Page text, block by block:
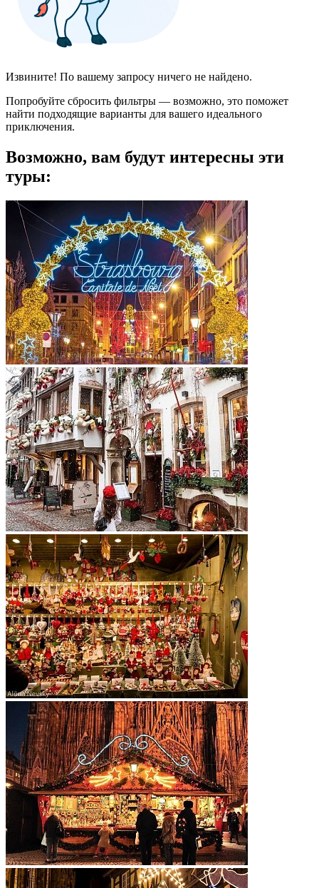
Извините! По вашему запросу ничего не найдено.
Попробуйте сбросить фильтры — возможно, это поможет
найти подходящие варианты для вашего идеального
приключения.
Возможно, вам будут интересны эти
туры: